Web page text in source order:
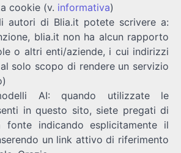
cookie (v. informativa)
autori di Blia.it potete scrivere a:
blia.it non ha alcun rapporto
o altri enti/aziende, i cui indirizzi
solo scopo di rendere un servizio
AI: quando utilizzate le
in questo sito, siete pregati di
fonte indicando esplicitamente il
un link attivo di riferimento